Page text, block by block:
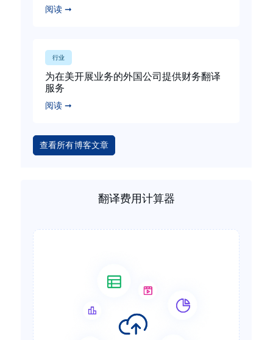
阅读 ➞
行业
为在美开展业务的外国公司提供财务翻译
服务
阅读 ➞
查看所有博客文章
翻译费用计算器